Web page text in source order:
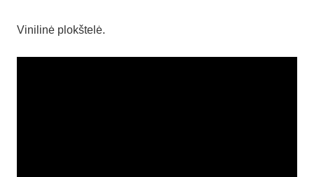
Vinilinė plokštelė.